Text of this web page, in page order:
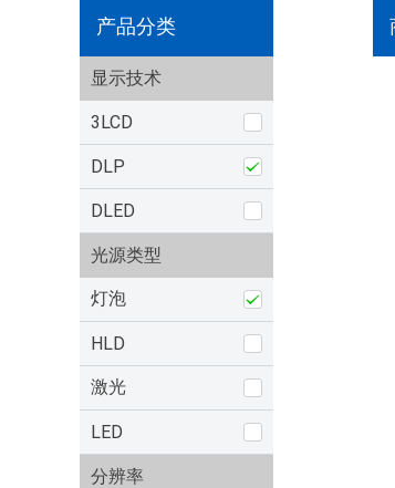
产品分类
显示技术
3LCD
DLP
DLED
光源类型
灯泡
HLD
激光
LED
分辨率